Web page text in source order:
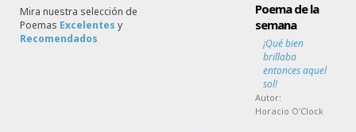
Mira nuestra selección de
Poemas Excelentes y
Recomendados
Poema de la
semana
¡Qué bien
brillaba
entonces aquel
sol!
Autor:
Horacio O'Clock